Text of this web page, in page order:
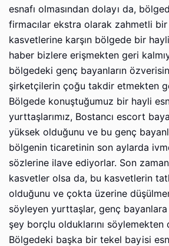
esnafı olmasından dolayı da,
firmacılar ekstra olarak zahmetli
kasvetlerine karşın bölgede bir
haber bizlere erişmekten geri
bölgedeki genç bayanların
şirketçilerin çoğu takdir etmekten
Bölgede konuştuğumuz bir hayli
yurttaşlarımız, Bostancı escort
yüksek olduğunu ve bu genç
bölgenin ticaretinin son aylarda
sözlerine ilave ediyorlar. Son
kasvetler olsa da, bu kasvetlerin
olduğunu ve çokta üzerine
söyleyen yurttaşlar, genç
şey borçlu olduklarını söylemekten
Bölgedeki başka bir tekel bayisi